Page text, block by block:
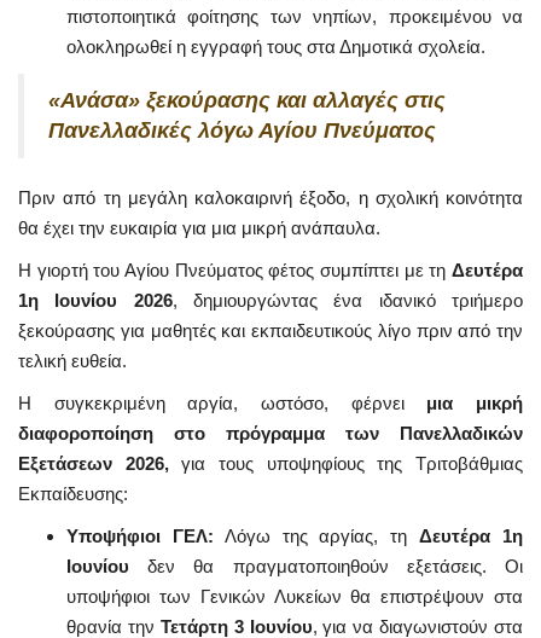
πιστοποιητικά φοίτησης των νηπίων, προκειμένου να
ολοκληρωθεί η εγγραφή τους στα Δημοτικά σχολεία.
«Ανάσα» ξεκούρασης και αλλαγές στις
Πανελλαδικές λόγω Αγίου Πνεύματος
Πριν από τη μεγάλη καλοκαιρινή έξοδο, η σχολική κοινότητα
θα έχει την ευκαιρία για μια μικρή ανάπαυλα.
Η γιορτή του Αγίου Πνεύματος φέτος συμπίπτει με τη Δευτέρα
1η Ιουνίου 2026, δημιουργώντας ένα ιδανικό τριήμερο
ξεκούρασης για μαθητές και εκπαιδευτικούς λίγο πριν από την
τελική ευθεία.
Η συγκεκριμένη αργία, ωστόσο, φέρνει μια μικρή
διαφοροποίηση στο πρόγραμμα των Πανελλαδικών
Εξετάσεων 2026,για τους υποψηφίους της Τριτοβάθμιας
Εκπαίδευσης:
Υποψήφιοι ΓΕΛ: Λόγω της αργίας, τηΔευτέρα 1η
Ιουνίου δεν θα πραγματοποιηθούν εξετάσεις. Οι
υποψήφιοι των Γενικών Λυκείων θα επιστρέψουν στα
θρανία την Τετάρτη 3 Ιουνίου, για να διαγωνιστούν στα